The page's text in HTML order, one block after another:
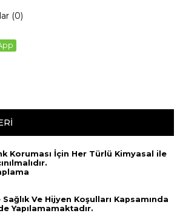
(0)
Koruması İçin Her Türlü Kimyasal ile
Ve Hijyen Koşulları Kapsamında
Yapılamamaktadır.